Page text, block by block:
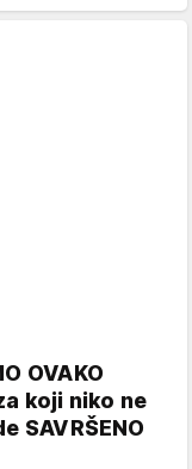
OVAKO
koji niko ne
SAVRŠENO